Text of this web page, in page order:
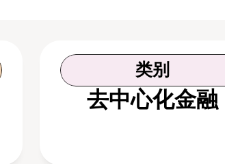
类别
去中心化金融